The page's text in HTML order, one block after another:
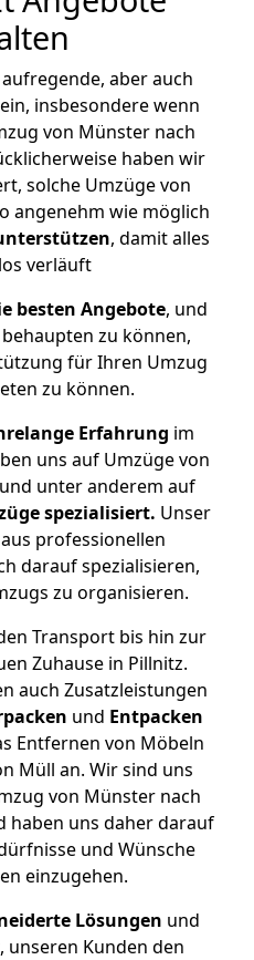
aber auch
insbesondere wenn
von Münster nach
haben wir
solche Umzüge von
angenehm wie möglich
, damit alles
verläuft
besten Angebote, und
zu können,
für Ihren Umzug
zu können.
Erfahrung im
uns auf Umzüge von
unter anderem auf
spezialisiert. Unser
professionellen
darauf spezialisieren,
zu organisieren.
Transport bis hin zur
Zuhause in Pillnitz.
auch Zusatzleistungen
und Entpacken
Entfernen von Möbeln
Müll an. Wir sind uns
von Münster nach
haben uns daher darauf
und Wünsche
einzugehen.
Lösungen und
Kunden den